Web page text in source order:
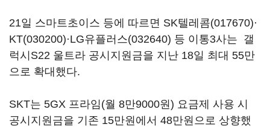
21일 스마트초이스 등에 따르면 SK텔레콤(017670)·
KT(030200)·LG유플러스(032640) 등 이통3사는 갤
럭시S22 울트라 공시지원금을 지난 18일 최대 55만
으로 확대했다.
SKT는 5GX 프라임(월 8만9000원) 요금제 사용 시
공시지원금을 기존 15만원에서 48만원으로 상향했